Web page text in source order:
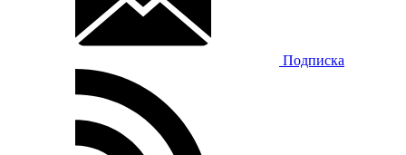
Подписка